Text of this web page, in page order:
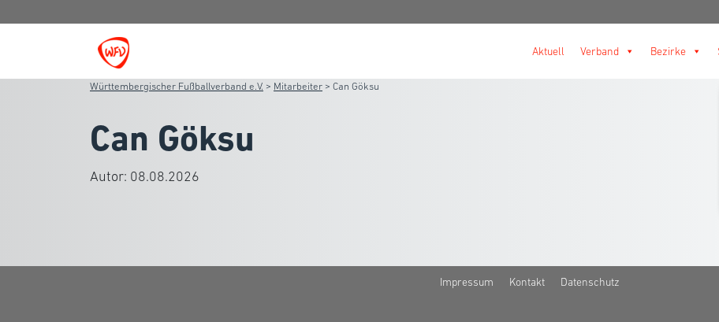
Aktuell Verband Bezirke
Württembergischer Fußballverband e.V. > Mitarbeiter > Can Göksu
Can Göksu
Autor: 08.08.2026
Impressum Kontakt Datenschutz